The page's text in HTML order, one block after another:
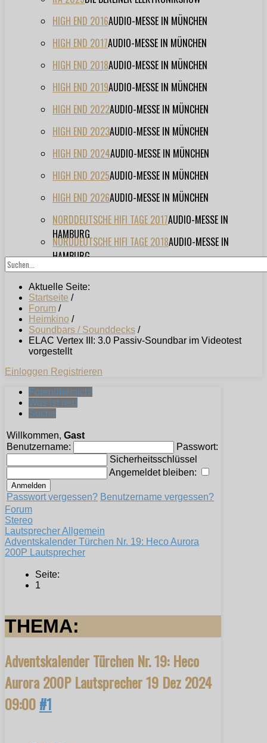
HIGH END 2016AUDIO-MESSE IN MÜNCHEN
HIGH END 2017AUDIO-MESSE IN MÜNCHEN
HIGH END 2018AUDIO-MESSE IN MÜNCHEN
HIGH END 2019AUDIO-MESSE IN MÜNCHEN
HIGH END 2022AUDIO-MESSE IN MÜNCHEN
HIGH END 2023AUDIO-MESSE IN MÜNCHEN
HIGH END 2024AUDIO-MESSE IN MÜNCHEN
HIGH END 2025AUDIO-MESSE IN MÜNCHEN
HIGH END 2026AUDIO-MESSE IN MÜNCHEN
NORDDEUTSCHE HIFI TAGE 2017AUDIO-MESSE IN
HAMBURG
NORDDEUTSCHE HIFI TAGE 2018AUDIO-MESSE IN
HAMBURG
Aktuelle Seite:
Startseite /
Forum /
Heimkino /
Soundbars / Sounddecks /
ELAC Vertex III: 3.0 Passiv-Soundbar im Videotest
vorgestellt
Einloggen Registrieren
Forenübersicht
Was ist neu
Suche
Willkommen, Gast
Benutzername:
Passwort:
Sicherheitsschlüssel
Angemeldet bleiben:
Passwort vergessen? Benutzername vergessen?
Forum
Stereo
Lautsprecher Allgemein
Adventskalender Türchen Nr. 19: Heco Aurora
200P Lautsprecher
Seite:
1
THEMA:
Adventskalender Türchen Nr. 19: Heco
Aurora 200P Lautsprecher19 Dez 2024
09:00#1